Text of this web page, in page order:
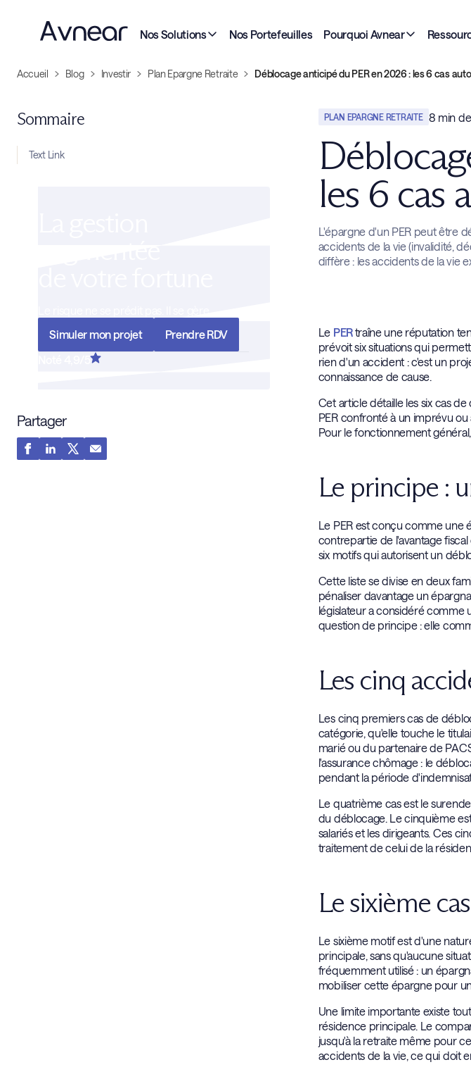
Nos Solutions Nos Portefeuilles Pourquoi Avnear
Accueil Blog Investir Plan Epargne Retraite Déblocage anticipé du PER en 2026 : les 6 cas
Sommaire
Text Link
Simuler mon projet
Prendre RDV
Noté 4,9/5
Partager
PLAN EPARGNE RETRAITE 8 min
les 6 cas
L'épargne d'un PER peut être
accidents de la vie (invalidité,
diffère : les accidents de la vie
Le PERtraîne une réputation
prévoit six situations qui
rien d'un accident : c'est un
connaissance de cause.
Cet article détaille les six cas
PER confronté à un imprévu
Pour le fonctionnement général,
Le principe :
Le PER est conçu comme une
contrepartie de l'avantage
six motifs qui autorisent un
Cette liste se divise en deux
pénaliser davantage un
législateur a considéré comme
question de principe : elle
Les cinq
Les cinq premiers cas de
catégorie, qu'elle touche le
marié ou du partenaire de
l'assurance chômage : le
pendant la période
Le quatrième cas est le
du déblocage. Le cinquième
salariés et les dirigeants. Ces
traitement de celui de la
Le sixième
Le sixième motif est d'une
principale, sans qu'aucune
fréquemment utilisé : un
mobiliser cette épargne pour
Une limite importante existe
résidence principale. Le
jusqu'à la retraite même pour
accidents de la vie, ce qui doit